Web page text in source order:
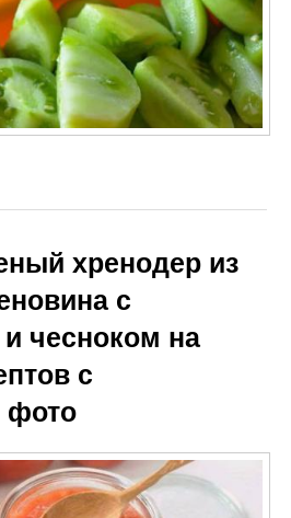
хренодер из
с
чесноком на
с